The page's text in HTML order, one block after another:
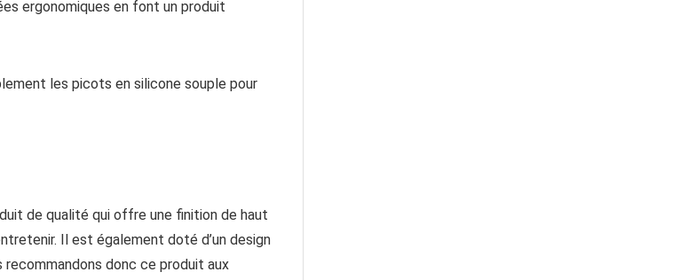
ergonomiques en font un produit
les picots en silicone souple pour
de qualité qui offre une finition de haut
Il est également doté d’un design
donc ce produit aux